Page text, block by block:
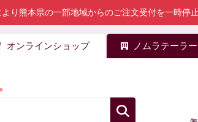
り熊本県の一部地域からのご注文受付を一時停
オンラインショップ ノムラテーラ